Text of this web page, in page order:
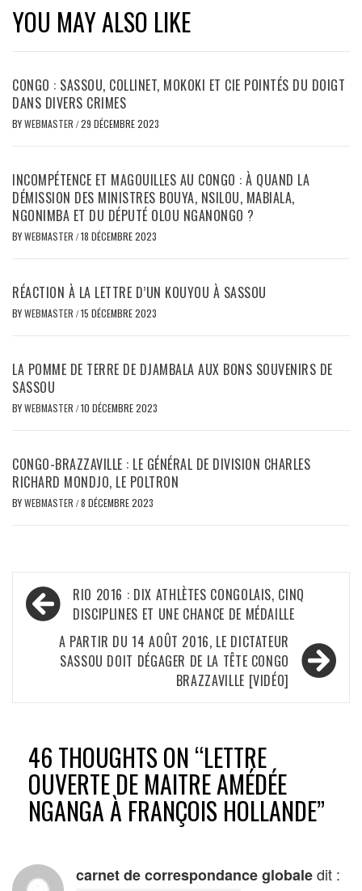
YOU MAY ALSO LIKE
CONGO : SASSOU, COLLINET, MOKOKI ET CIE POINTÉS DU DOIGT
DANS DIVERS CRIMES
BYWEBMASTER /29 DÉCEMBRE 2023
INCOMPÉTENCE ET MAGOUILLES AU CONGO : À QUAND LA
DÉMISSION DES MINISTRES BOUYA, NSILOU, MABIALA,
NGONIMBA ET DU DÉPUTÉ OLOU NGANONGO ?
BYWEBMASTER /18 DÉCEMBRE 2023
RÉACTION À LA LETTRE D’UN KOUYOU À SASSOU
BYWEBMASTER /15 DÉCEMBRE 2023
LA POMME DE TERRE DE DJAMBALA AUX BONS SOUVENIRS DE
SASSOU
BYWEBMASTER /10 DÉCEMBRE 2023
CONGO-BRAZZAVILLE : LE GÉNÉRAL DE DIVISION CHARLES
RICHARD MONDJO, LE POLTRON
BYWEBMASTER /8 DÉCEMBRE 2023
Navigation
de
l’article
RIO 2016 : DIX ATHLÈTES CONGOLAIS, CINQ
DISCIPLINES ET UNE CHANCE DE MÉDAILLE
A PARTIR DU 14 AOÛT 2016, LE DICTATEUR
SASSOU DOIT DÉGAGER DE LA TÊTE CONGO
BRAZZAVILLE [VIDÉO]
46 THOUGHTS ON “LETTRE
OUVERTE DE MAITRE AMÉDÉE
NGANGA À FRANÇOIS HOLLANDE”
carnet de correspondance globaledit :